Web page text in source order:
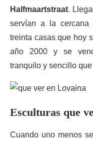
Halfmaartstraat.
servían a la cercana
treinta casas que hoy
año 2000 y se
tranquilo y sencillo
Esculturas que
Cuando uno menos